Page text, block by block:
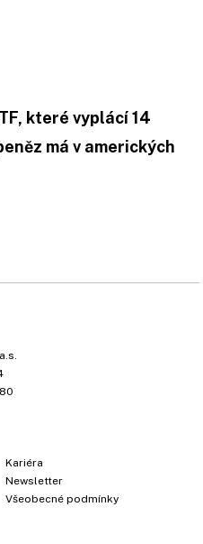
které vyplácí 14
má v amerických
Kariéra
Newsletter
Všeobecné podmínky